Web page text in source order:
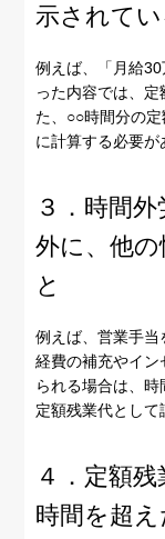
示されてい
例えば、「月給
った内容では、
た、○○時間分の
に計算する必要が
３．時間
外に、他
と
例えば、営業手当
経費の補充やイン
られる場合は、時
定額残業代として
４．定額
時間を超